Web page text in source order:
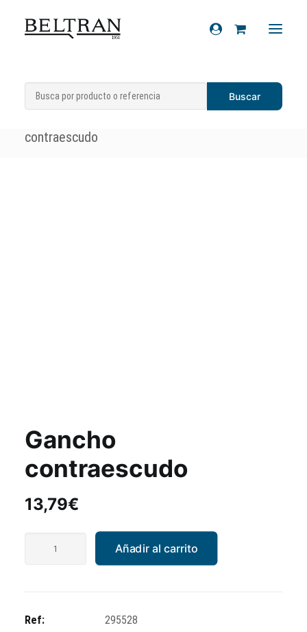
Recambios
Cascos
Inicio Recambios » Chasis
Contraescudos y componentes»Gancho
contraescudo
Gancho
contraescudo
13,79€
Añadir al carrito
Ref:
295528